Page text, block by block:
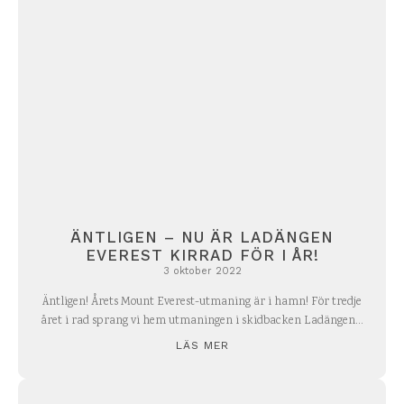
ÄNTLIGEN – NU ÄR LADÄNGEN
EVEREST KIRRAD FÖR I ÅR!
3 oktober 2022
Äntligen! Årets Mount Everest-utmaning är i hamn! För tredje
året i rad sprang vi hem utmaningen i skidbacken Ladängen...
LÄS MER